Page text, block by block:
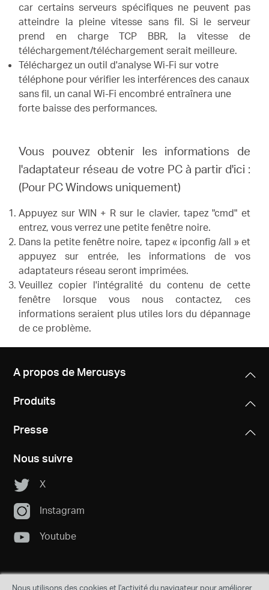
car certains serveurs spécifiques ne peuvent pas
atteindre la pleine vitesse sans fil.Si le serveur
prend en charge TCP BBR, la vitesse de
téléchargement/téléchargement serait meilleure.
Téléchargez un outil d'analyse Wi-Fi sur votre
téléphone pour vérifier les interférences des canaux
sans fil, un canal Wi-Fi encombré entraînera une
forte baisse des performances.
Vous pouvez obtenir les informations de
l'adaptateur réseau de votre PC à partir d'ici :
(Pour PC Windows uniquement)
Appuyez sur WIN + R sur le clavier, tapez "cmd" et
entrez, vous verrez une petite fenêtre noire.
Dans la petite fenêtre noire, tapez « ipconfig /all » et
appuyez sur entrée, les informations de vos
adaptateurs réseau seront imprimées.
Veuillez copier l'intégralité du contenu de cette
fenêtre lorsque vous nous contactez, ces
informations seraient plus utiles lors du dépannage
de ce problème.
A propos de Mercusys
Produits
Presse
Nous suivre
X
Instagram
Youtube
Nous utilisons des cookies et l'activité du navigateur pour améliorer